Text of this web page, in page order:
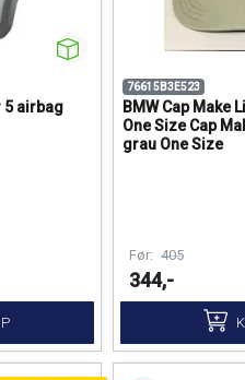
5 airbag
76615B3E523
BMW Cap Make
One Size Cap
grau One Size
Før: 405
344,-